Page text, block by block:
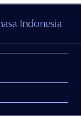
Indonesia